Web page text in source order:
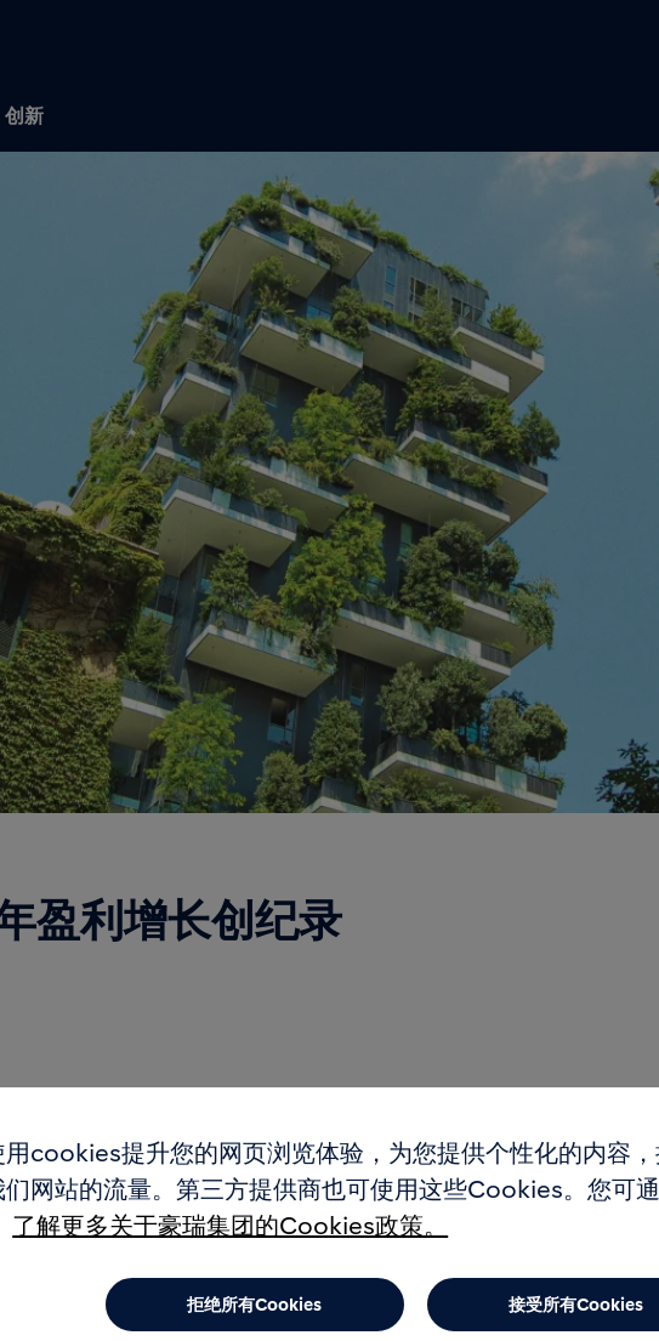
创新
盈利增长创纪录
计算增长了12.7%，以瑞士法郎计算增长了8.1%。净销售额
率为23.2%（增加210个基点）
值收购和4项撤资
用cookies提升您的网页浏览体验，为您提供个性化的内容
们网站的流量。第三方提供商也可使用这些Cookies。您可
了解更多关于豪瑞集团的Cookies政策。
接受所有Cookies
拒绝所有Cookies